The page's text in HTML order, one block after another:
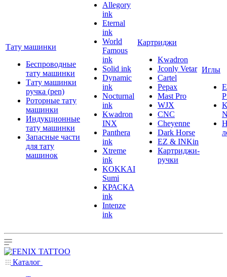
Тату машинки
Беспроводные
тату машинки
Тату машинки
ручка (pen)
Роторные тату
машинки
Индукционные
тату машинки
Запасные части
для тату
машинок
Allegory
ink
Eternal
ink
World
Famous
ink
Solid ink
Dynamic
ink
Nocturnal
ink
Kwadron
INX
Panthera
ink
Xtreme
ink
KOKKAI
Sumi
КРАСКА
ink
Intenze
ink
Картриджи
Kwadron
Jconly Vetar
Cartel
Pepax
Mast Pro
WJX
CNC
Cheyenne
Dark Horse
EZ & INKin
Картриджи-
ручки
Иглы
Каталог